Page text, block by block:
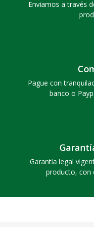
Enviamos a través
Pague con
banco o
Garantía legal
producto, con